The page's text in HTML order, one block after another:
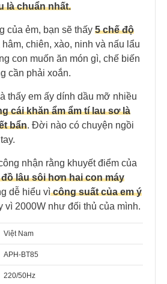
là chuẩn nhất.
của ẻm, bạn sẽ thấy 5 chế độ
hâm, chiên, xào, ninh và nấu lẩu
con muốn ăn món gì, chế biến
cần phải xoắn.
thấy em ấy dính dầu mỡ nhiều
cái khăn ẩm ẩm tí lau sơ là
bẩn. Đời nào có chuyện ngồi
nhận rằng khuyết điểm của
lâu sôi hơn hai con máy
dễ hiểu vìcông suất của em ý
vì 2000W như đối thủ của mình.
Việt Nam
APH-BT85
220/50Hz